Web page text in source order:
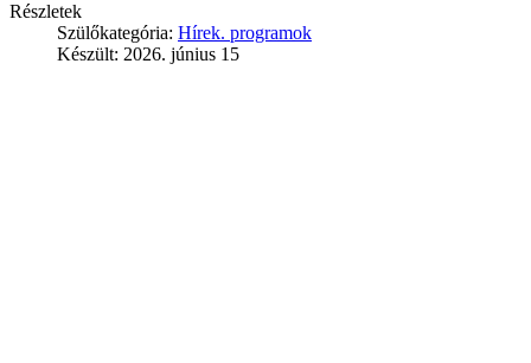
Részletek
Szülőkategória: Hírek. programok
Készült: 2026. június 15